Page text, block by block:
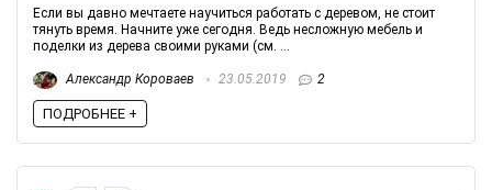
Если вы давно мечтаете научиться работать с деревом, не стоит
тянуть время. Начните уже сегодня. Ведь несложную мебель и
поделки из дерева своими руками (см. ...
Александр Короваев 23.05.2019 2
ПОДРОБНЕЕ +